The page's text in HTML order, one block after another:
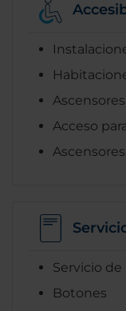
Acceso
Servicio
Botones